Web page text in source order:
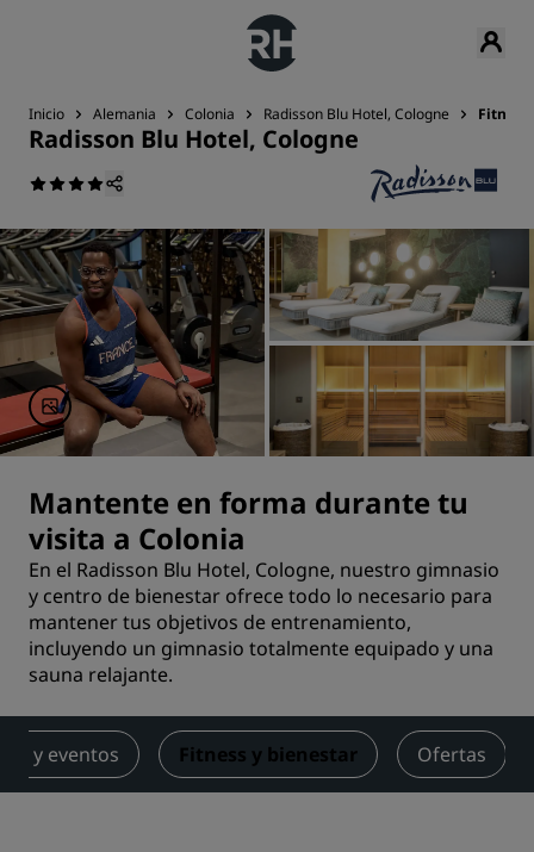
Inicio Alemania Colonia Radisson Blu Hotel, Cologne
Radisson Blu Hotel, Cologne
Mantente en forma durante tu
visita a Colonia
En el Radisson Blu Hotel, Cologne, nuestro gimnasio
y centro de bienestar ofrece todo lo necesario para
mantener tus objetivos de entrenamiento,
incluyendo un gimnasio totalmente equipado y una
sauna relajante.
y eventos Fitness y bienestar Ofertas